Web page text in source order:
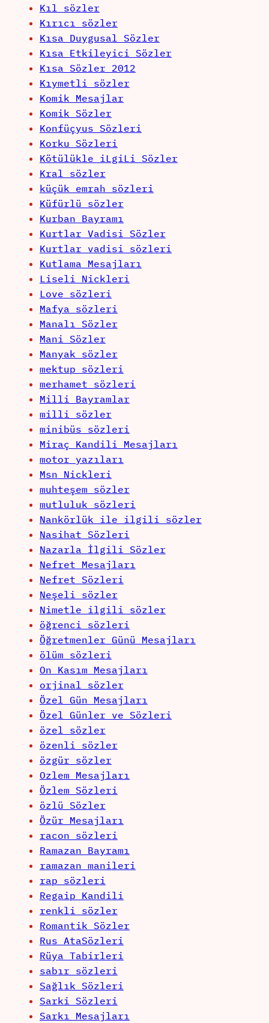
Kıl sözler
Kırıcı sözler
Kısa Duygusal Sözler
Kısa Etkileyici Sözler
Kısa Sözler 2012
Kıymetli sözler
Komik Mesajlar
Komik Sözler
Konfüçyus Sözleri
Korku Sözleri
Kötülükle iLgiLi Sözler
Kral sözler
küçük emrah sözleri
Küfürlü sözler
Kurban Bayramı
Kurtlar Vadisi Sözler
Kurtlar vadisi sözleri
Kutlama Mesajları
Liseli Nickleri
Love sözleri
Mafya sözleri
Manalı Sözler
Mani Sözler
Manyak sözler
mektup sözleri
merhamet sözleri
Milli Bayramlar
milli sözler
minibüs sözleri
Miraç Kandili Mesajları
motor yazıları
Msn Nickleri
muhteşem sözler
mutluluk sözleri
Nankörlük ile ilgili sözler
Nasihat Sözleri
Nazarla İlgili Sözler
Nefret Mesajları
Nefret Sözleri
Neşeli sözler
Nimetle ilgili sözler
öğrenci sözleri
Öğretmenler Günü Mesajları
ölüm sözleri
On Kasım Mesajları
orjinal sözler
Özel Gün Mesajları
Özel Günler ve Sözleri
özel sözler
özenli sözler
özgür sözler
Ozlem Mesajları
Özlem Sözleri
özlü Sözler
Özür Mesajları
racon sözleri
Ramazan Bayramı
ramazan manileri
rap sözleri
Regaip Kandili
renkli sözler
Romantik Sözler
Rus AtaSözleri
Rüya Tabirleri
sabır sözleri
Sağlık Sözleri
Sarki Sözleri
Sarkı Mesajları